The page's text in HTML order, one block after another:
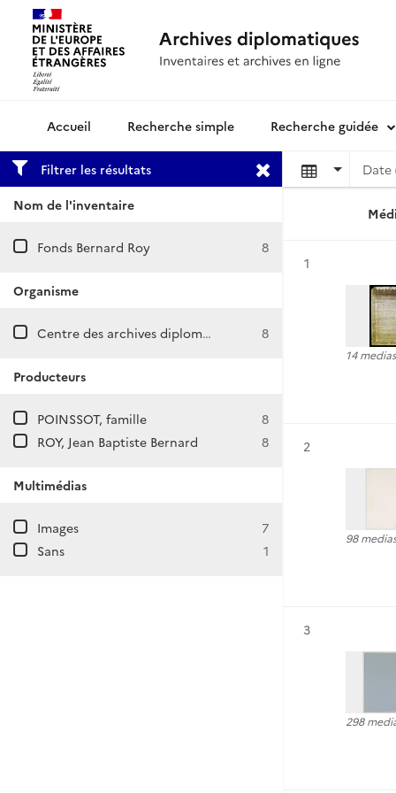
Archives diplomatiquesRecherche simple Recherche guidée
Filtrer les résultats
Nom de l'inventaire
Fonds Bernard Roy 8
Organisme
Centre des archives diplomatiques de Nantes 8
Producteurs
POINSSOT, famille
8
ROY, Jean Baptiste Bernard
8
Multimédias
Images
7
Sans
1
Date
Résultat n°
1
14 medias
Résultat n°
2
98 medias
Résultat n°
3
298